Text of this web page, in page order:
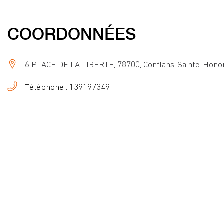
COORDONNÉES
6 PLACE DE LA LIBERTE, 78700, Conflans-Sainte-
Téléphone : 139197349